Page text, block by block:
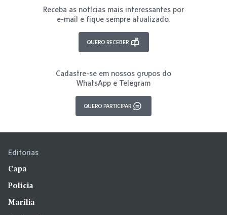
Receba as notícias mais interessantes por
e-mail e fique sempre atualizado.
QUERO RECEBER
Cadastre-se em nossos grupos do
WhatsApp e Telegram
QUERO PARTICIPAR
Editorias
Capa
Polícia
Marília